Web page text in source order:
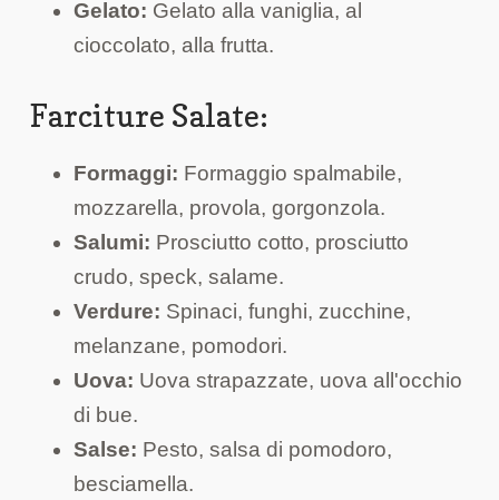
Gelato: Gelato alla vaniglia, al
cioccolato, alla frutta.
Farciture Salate:
Formaggi: Formaggio spalmabile,
mozzarella, provola, gorgonzola.
Salumi: Prosciutto cotto, prosciutto
crudo, speck, salame.
Verdure: Spinaci, funghi, zucchine,
melanzane, pomodori.
Uova: Uova strapazzate, uova all'occhio
di bue.
Salse: Pesto, salsa di pomodoro,
besciamella.